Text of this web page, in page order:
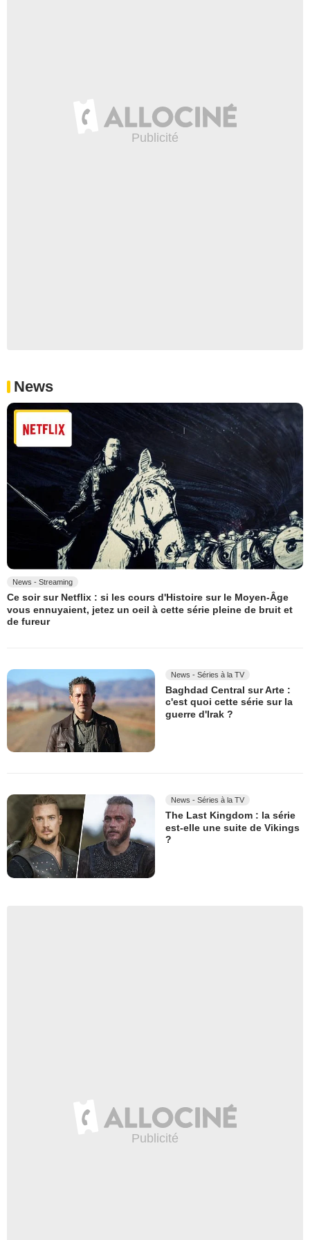
News
News - Streaming
Ce soir sur Netflix : si les cours d'Histoire sur le Moyen-Âge
vous ennuyaient, jetez un oeil à cette série pleine de bruit et
de fureur
News - Séries à la TV
Baghdad Central sur Arte :
c'est quoi cette série sur la
guerre d'Irak ?
News - Séries à la TV
The Last Kingdom : la série
est-elle une suite de Vikings
?